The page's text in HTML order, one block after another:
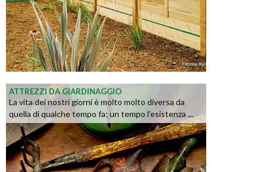
ATTREZZI DA GIARDINAGGIO
La vita dei nostri giorni è molto molto diversa da
quella di qualche tempo fa; un tempo l’esistenza ...